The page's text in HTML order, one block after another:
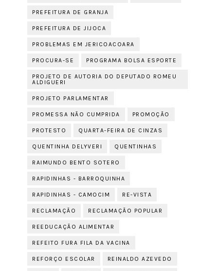
PREFEITURA DE GRANJA
PREFEITURA DE JIJOCA
PROBLEMAS EM JERICOACOARA
PROCURA-SE PROGRAMA BOLSA ESPORTE
PROJETO DE AUTORIA DO DEPUTADO ROMEU
ALDIGUERI
PROJETO PARLAMENTAR
PROMESSA NÃO CUMPRIDA PROMOÇÃO
PROTESTO QUARTA-FEIRA DE CINZAS
QUENTINHA DELYVERI QUENTINHAS
RAIMUNDO BENTO SOTERO
RAPIDINHAS - BARROQUINHA
RAPIDINHAS - CAMOCIM RE-VISTA
RECLAMAÇÃO RECLAMAÇÃO POPULAR
REEDUCAÇÃO ALIMENTAR
REFEITO FURA FILA DA VACINA
REFORÇO ESCOLAR REINALDO AZEVEDO